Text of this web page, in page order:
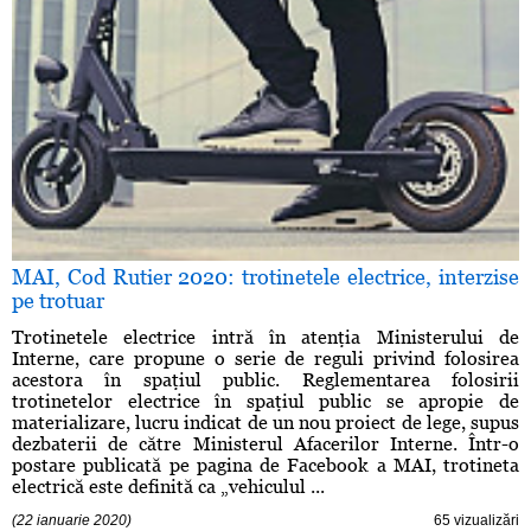
MAI, Cod Rutier 2020: trotinetele electrice, interzise
pe trotuar
Trotinetele electrice intră în atenţia Ministerului de
Interne, care propune o serie de reguli privind folosirea
acestora în spaţiul public. Reglementarea folosirii
trotinetelor electrice în spaţiul public se apropie de
materializare, lucru indicat de un nou proiect de lege, supus
dezbaterii de către Ministerul Afacerilor Interne. Într-o
postare publicată pe pagina de Facebook a MAI, trotineta
electrică este definită ca „vehiculul ...
(22 ianuarie 2020) 65 vizualizări